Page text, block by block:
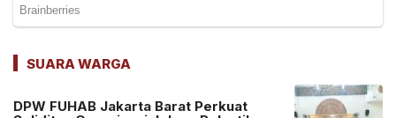
SUARA WARGA
DPW FUHAB Jakarta Barat Perkuat